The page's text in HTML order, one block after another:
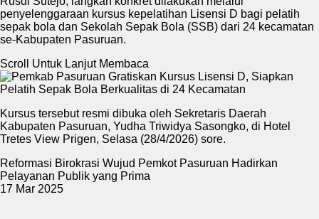
penyelenggaraan kursus kepelatihan Lisensi D bagi pelatih
sepak bola dan Sekolah Sepak Bola (SSB) dari 24 kecamatan
se-Kabupaten Pasuruan.
Scroll Untuk Lanjut Membaca
Kursus tersebut resmi dibuka oleh Sekretaris Daerah
Kabupaten Pasuruan, Yudha Triwidya Sasongko, di Hotel
Tretes View Prigen, Selasa (28/4/2026) sore.
Reformasi Birokrasi Wujud Pemkot Pasuruan Hadirkan
Pelayanan Publik yang Prima
17 Mar 2025